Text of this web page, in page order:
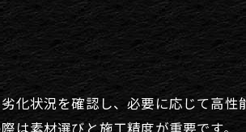
化状況を確認し、必要に応じて高性